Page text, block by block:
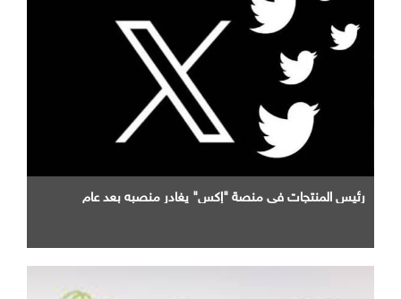
رئيس المنتجات في منصة "إكس" يغادر منصبه بعد عام